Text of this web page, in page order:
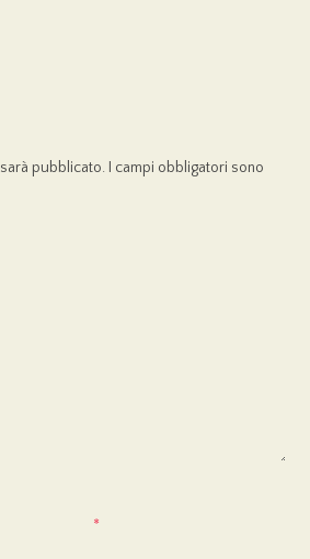
pubblicato. I campi obbligatori sono
*